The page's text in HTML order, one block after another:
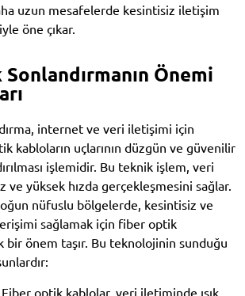
uzun mesafelerde kesintisiz iletişim
öne çıkar.
Önemi
internet ve veri iletişimi için
kabloların uçlarının düzgün ve güvenilir
işlemidir. Bu teknik işlem, veri
yüksek hızda gerçekleşmesini sağlar.
nüfuslu bölgelerde, kesintisiz ve
sağlamak için fiber optik
bir önem taşır. Bu teknolojinin sunduğu
Fiber optik kablolar, veri iletiminde ışık